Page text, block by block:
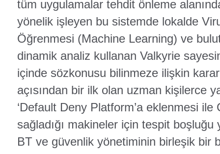
tüm uygulamalar tehdit önleme
yönelik işleyen bu sistemde lokalde
Öğrenmesi (Machine Learning) ve
dinamik analiz kullanan Valkyrie
içinde sözkonusu bilinmeze ilişkin
açısından bir ilk olan uzman kişilerce
‘Default Deny Platform’a eklenmesi ile
sağladığı makineler için tespit
BT ve güvenlik yönetiminin birleşik bir